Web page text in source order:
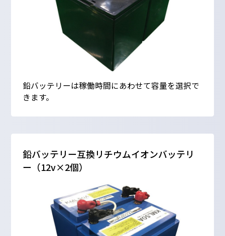
鉛バッテリーは稼働時間にあわせて容量を選択で
きます。
鉛バッテリー互換リチウムイオンバッテリ
ー（12v×2個）